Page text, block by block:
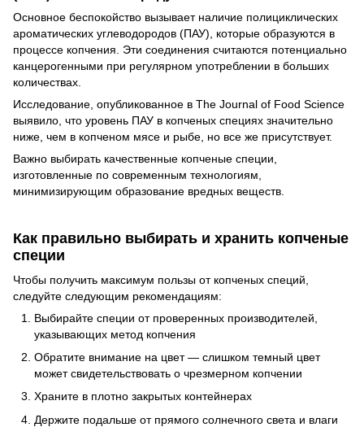
Основное беспокойство вызывает наличие полициклических
ароматических углеводородов (ПАУ), которые образуются в
процессе копчения. Эти соединения считаются потенциально
канцерогенными при регулярном употреблении в больших
количествах.
Исследование, опубликованное в The Journal of Food Science
выявило, что уровень ПАУ в копченых специях значительно
ниже, чем в копченом мясе и рыбе, но все же присутствует.
Важно выбирать качественные копченые специи,
изготовленные по современным технологиям,
минимизирующим образование вредных веществ.
Как правильно выбирать и хранить копченые
специи
Чтобы получить максимум пользы от копченых специй,
следуйте следующим рекомендациям:
Выбирайте специи от проверенных производителей,
указывающих метод копчения
Обратите внимание на цвет — слишком темный цвет
может свидетельствовать о чрезмерном копчении
Храните в плотно закрытых контейнерах
Держите подальше от прямого солнечного света и влаги